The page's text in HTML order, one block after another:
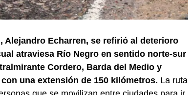
Echarren, se refirió al deterioro
atraviesa Río Negro en sentido norte-sur
Cordero, Barda del Medio y
una extensión de 150 kilómetros. La ruta